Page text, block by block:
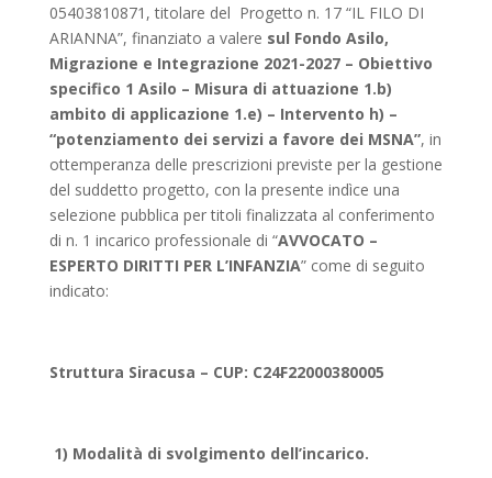
05403810871, titolare del Progetto n. 17 “IL FILO DI
ARIANNA”, finanziato a valere sul Fondo Asilo,
Migrazione e Integrazione 2021-2027 – Obiettivo
specifico 1 Asilo – Misura di attuazione 1.b)
ambito di applicazione 1.e) – Intervento h) –
“potenziamento dei servizi a favore dei MSNA”, in
ottemperanza delle prescrizioni previste per la gestione
del suddetto progetto, con la presente indìce una
selezione pubblica per titoli finalizzata al conferimento
di n. 1 incarico professionale di “AVVOCATO –
ESPERTO DIRITTI PER L’INFANZIA” come di seguito
indicato:
Struttura Siracusa – CUP: C24F22000380005
1) Modalità di svolgimento dell’incarico.